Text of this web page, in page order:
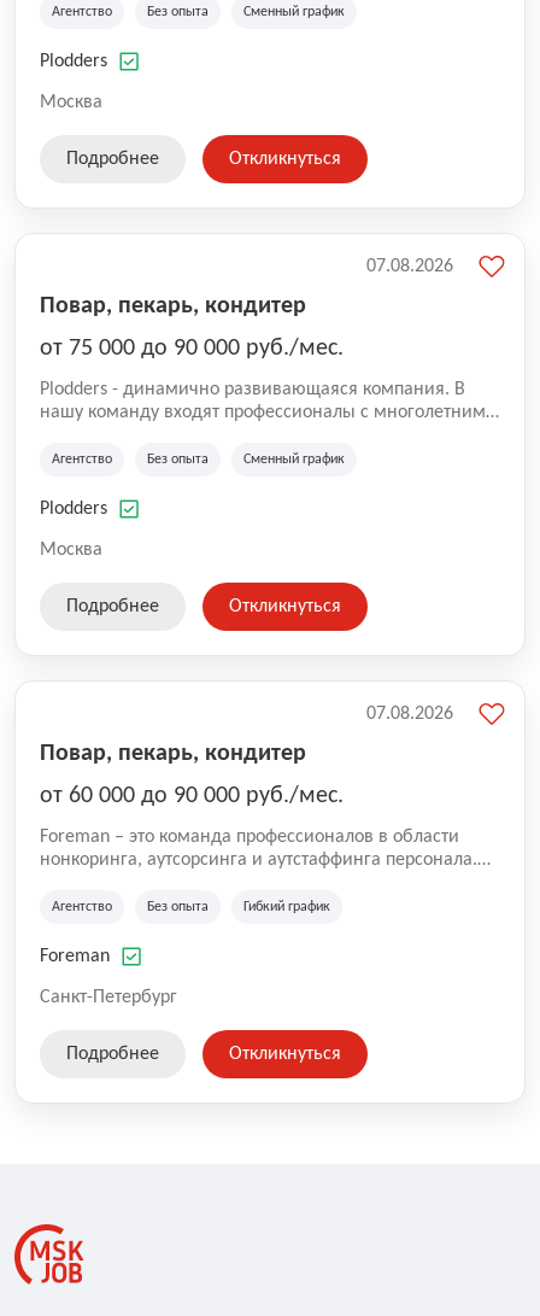
на рынке аутсорсинга, а накопленный опыт позволяют
оказываемых услуг.
Агентство Без опыта Сменный график
Plodders
Москва
Подробнее Откликнуться
Повар, пекарь, кондитер
от 75 000 до 90 000 руб./мес.
Plodders - динамично развивающаяся компания. В
нашу команду входят профессионалы с многолетним
на рынке аутсорсинга, а накопленный опыт позволяют
оказываемых услуг.
Агентство Без опыта Сменный график
Plodders
Москва
07.08.2026
Подробнее Откликнуться
Повар, пекарь, кондитер
от 60 000 до 90 000 руб./мес.
Foreman – это команда профессионалов в области
нонкоринга, аутсорсинга и аутстаффинга персонала.
реализовывать проекты любой сложности, в которых
уровня роста и развития по всей России. В работе
вакансий. Если вы не нашли подходящую вакансию,
свяжемся с вами в ближайшее время.
Агентство Без опыта Гибкий график
Foreman
Санкт-Петербург
07.08.2026
Подробнее Откликнуться